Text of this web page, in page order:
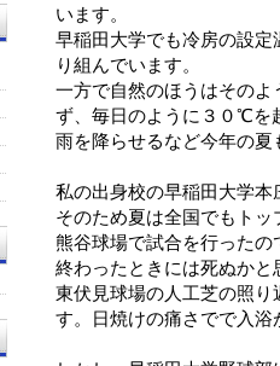
います。
早稲田大学でも冷房の設
り組んでいます。
一方で自然のほうはその
ず、毎日のように３０℃を
雨を降らせるなど今年の
私の出身校の早稲田大学
そのため夏は全国でもト
熊谷球場で試合を行った
終わったときには死ぬかと
東伏見球場の人工芝の照
す。日焼けの痛さでで入浴